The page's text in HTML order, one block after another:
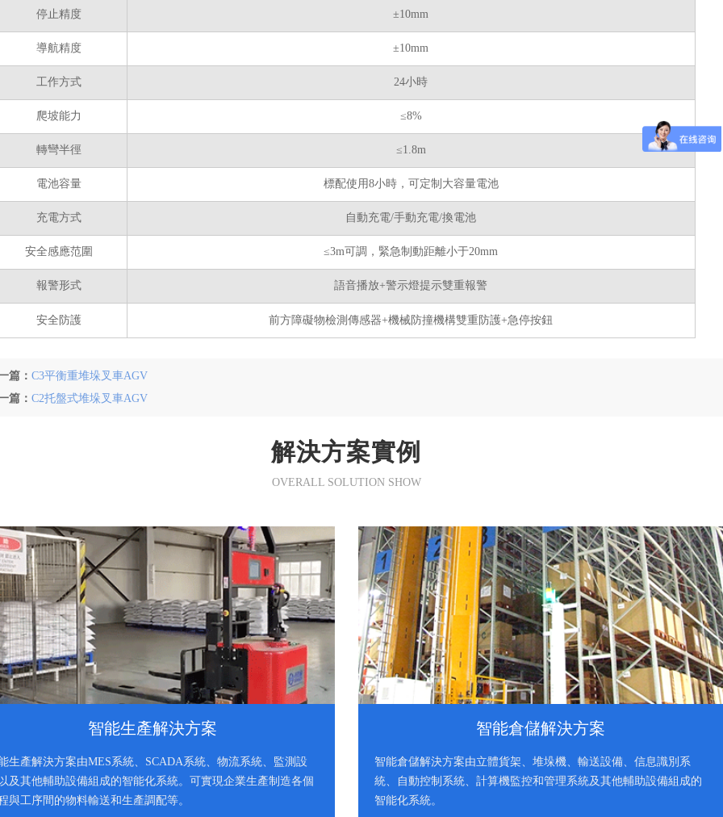
停止精度 ±10mm
導航精度 ±10mm
工作方式 24小時
爬坡能力 ≤8%
轉彎半徑 ≤1.8m
電池容量 標配使用8小時，可定制大容量電池
充電方式 自動充電/手動充電/換電池
安全感應范圍 ≤3m可調，緊急制動距離小于20mm
報警形式 語音播放+警示燈提示雙重報警
安全防護 前方障礙物檢測傳感器+機械防撞機構雙重防護+急停按鈕
篇： C3平衡重堆垛叉車AGV
篇： C2托盤式堆垛叉車AGV
解決方案實例
OVERALL SOLUTION SHOW
智能生產解決方案
生產解決方案由MES系統、SCADA系統、物流系統、監測設
及其他輔助設備組成的智能化系統。可實現企業生產制造各個
與工序間的物料輸送和生產調配等。
智能倉儲解決方案
智能倉儲解決方案由立體貨架、堆垛機、輸送設備、信息識別系
統、自動控制系統、計算機監控和管理系統及其他輔助設備組成的
智能化系統。